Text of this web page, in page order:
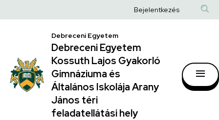
|
Debreceni
Egyetem
Kossuth
Lajos
Gyakorló
a
Anonim
fiók
menüje
Bejelentkezés
Debreceni Egyetem
Debreceni Egyetem
Kossuth Lajos Gyakorló
Gimnáziuma és
Általános Iskolája Arany
János téri
feladatellátási hely